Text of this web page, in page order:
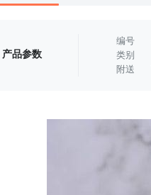
产品参数
编号
类别
附送